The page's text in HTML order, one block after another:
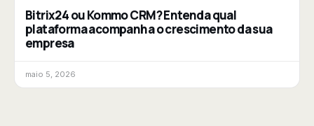
Bitrix24 ou Kommo CRM? Entenda qual
plataforma acompanha o crescimento da sua
empresa
maio 5, 2026